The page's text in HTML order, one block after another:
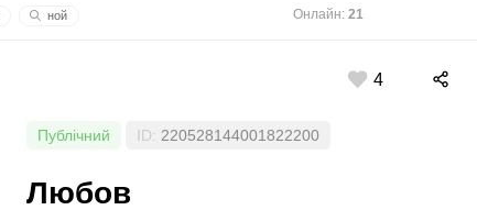
Онлайн: 21
ной
4
Публічний ID: 220528144001822200
Любов